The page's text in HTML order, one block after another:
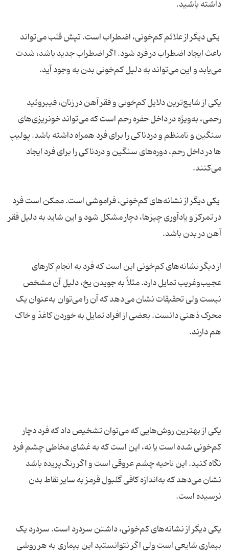
داشته باشید.
یکی دیگر از علائم کم‌خونی، اضطراب است. تپش قلب می‌تواند
باعث ایجاد اضطراب در فرد شود. اگر اضطراب جدید باشد، شدت
می‌یابد و این می‌تواند به دلیل کم‌خونی بدن به وجود آید.
یکی از شایع‌ترین دلایل کم‌خونی و فقر آهن در زنان، فیبروئید
رحمی، به‌ویژه در داخل حفره رحم است که می‌تواند خونریزی‌های
سنگین و نامنظم و دردناکی را برای فرد همراه داشته باشد. پولیپ
ها در داخل رحم، دوره‌های سنگین و دردناکی را برای فرد ایجاد
می‌کنند.
یکی دیگر از نشانه‌های کم‌خونی، فراموشی است. ممکن است فرد
در تمرکز و یادآوری چیزها، دچار مشکل شود و این شاید به دلیل فقر
آهن در بدن باشد.
از دیگر نشانه‌های کم‌خونی این است که فرد به انجام کارهای
عجیب‌وغریب تمایل دارد. مثلاً به جویدن یخ، دلیل آن مشخص
نیست ولی تحقیقات نشان می‌دهد که آن را می‌توان به‌عنوان یک
محرک ذهنی دانست. بعضی از افراد تمایل به خوردن کاغذ و خاک
هم دارند.
یکی از بهترین روش‌هایی که می‌توان تشخیص داد که فرد دچار
کم‌خونی شده است یا نه، این است که به غشای مخاطی چشم فرد
نگاه کنید. این ناحیه چشم عروقی است و اگر رنگ‌پریده باشد
نشان می‌دهد که به‌اندازه کافی گلبول قرمز به سایر نقاط بدن
نرسیده است.
یکی دیگر از نشانه‌های کم‌خونی، داشتن سردرد است. سردرد یک
بیماری شایعی است ولی اگر نتوانستید این بیماری به هر روشی